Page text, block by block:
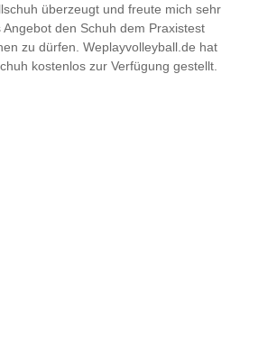
überzeugt und freute mich sehr
Angebot den Schuh dem Praxistest
zu dürfen. Weplayvolleyball.de hat
kostenlos zur Verfügung gestellt.